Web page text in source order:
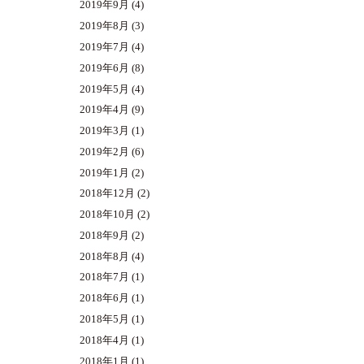
2019年9月 (4)
2019年8月 (3)
2019年7月 (4)
2019年6月 (8)
2019年5月 (4)
2019年4月 (9)
2019年3月 (1)
2019年2月 (6)
2019年1月 (2)
2018年12月 (2)
2018年10月 (2)
2018年9月 (2)
2018年8月 (4)
2018年7月 (1)
2018年6月 (1)
2018年5月 (1)
2018年4月 (1)
2018年1月 (1)